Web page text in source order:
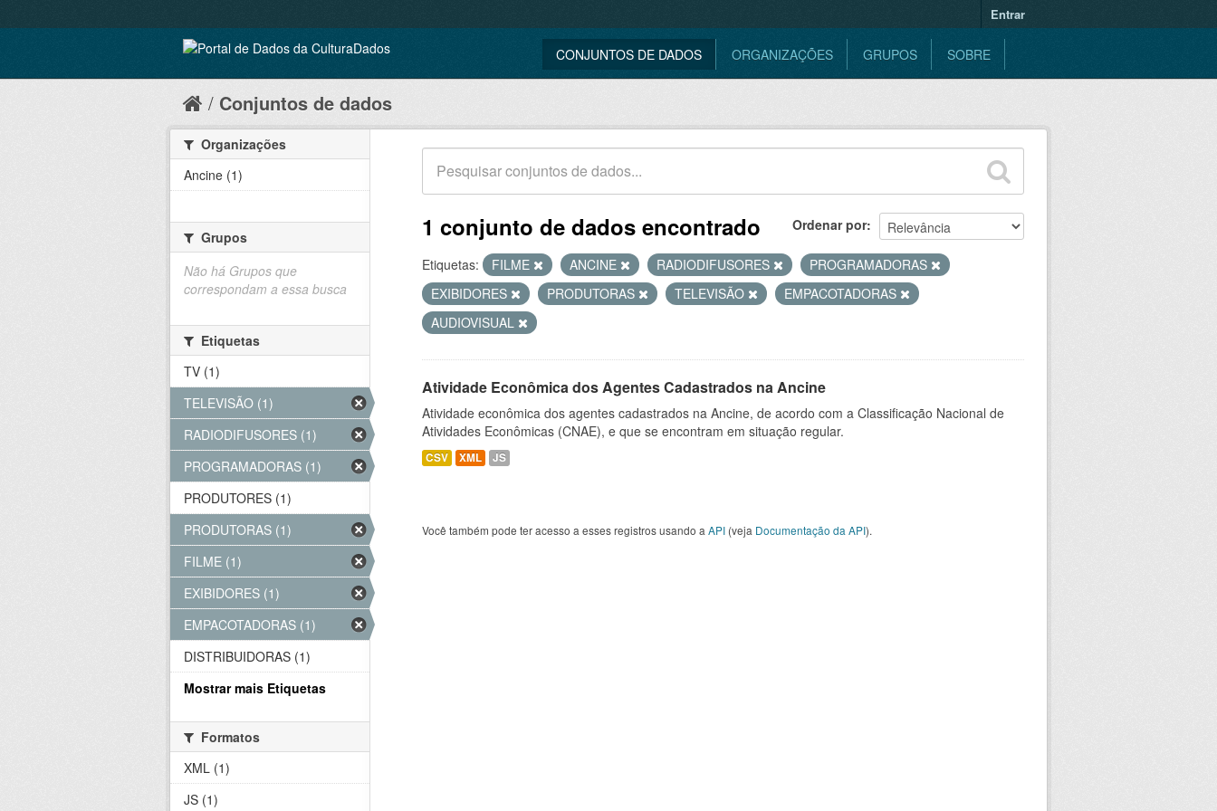
Entrar
CONJUNTOS DE DADOS ORGANIZAÇÕES GRUPOS SOBRE
Conjuntos de dados
Ordenar por
1 conjunto de dados encontrado
Etiquetas: FILME ANCINE RADIODIFUSORES
PROGRAMADORAS
EXIBIDORES
PRODUTORAS TELEVISÃO
EMPACOTADORAS
AUDIOVISUAL
Atividade Econômica dos Agentes Cadastrados na Ancine
Atividade econômica dos agentes cadastrados na Ancine, de acordo com a Classificação Nacional de
Atividades Econômicas (CNAE), e que se encontram em situação regular.
CSV XML JS
Você também pode ter acesso a esses registros usando a API (veja Documentação da API).
Organizações
Ancine (1)
Grupos
Não há Grupos que
correspondam a essa busca
Etiquetas
TV (1)
TELEVISÃO (1)
RADIODIFUSORES (1)
PROGRAMADORAS (1)
PRODUTORES (1)
PRODUTORAS (1)
FILME (1)
EXIBIDORES (1)
EMPACOTADORAS (1)
DISTRIBUIDORAS (1)
Mostrar mais Etiquetas
Formatos
XML (1)
JS (1)